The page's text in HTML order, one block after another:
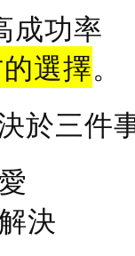
成功率
選擇。
於三件
決